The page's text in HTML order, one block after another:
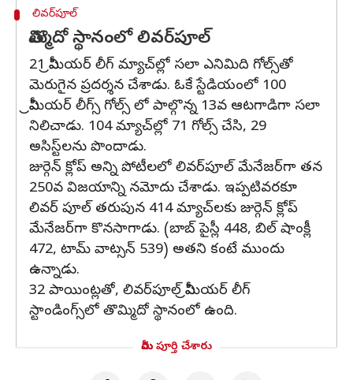
లివర్‌పూల్
తొమ్మిదో స్థానంలో లివర్‌పూల్
21 ప్రీమియర్ లీగ్ మ్యాచ్‌ల్లో సలా ఎనిమిది గోల్స్‌తో
మెరుగైన ప్రదర్శన చేశాడు. ఓకే స్టేడియంలో 100
ప్రీమియర్ లీగ్స్ గోల్స్ లో పాల్గొన్న 13వ ఆటగాడిగా సలా
నిలిచాడు. 104 మ్యాచ్‌ల్లో 71 గోల్స్ చేసి, 29
అసిస్ట్‌లను పొందాడు.
జుర్గెన్ క్లోప్ అన్ని పోటీలలో లివర్‌పూల్ మేనేజర్‌గా తన
250వ విజయాన్ని నమోదు చేశాడు. ఇప్పటివరకూ
లివర్ పూల్‌ తరుపున 414 మ్యాచ్‌లకు జుర్గెన్ క్లోప్
మేనేజర్‌గా కొనసాగాడు. (బాబ్ పైస్లీ 448, బిల్ షాంక్లీ
472, టామ్ వాట్సన్ 539) అతని కంటే ముందు
ఉన్నాడు.
32 పాయింట్లతో, లివర్‌పూల్ ప్రీమియర్ లీగ్
స్టాండింగ్స్‌లో తొమ్మిదో స్థానంలో ఉంది.
మీరు పూర్తి చేశారు